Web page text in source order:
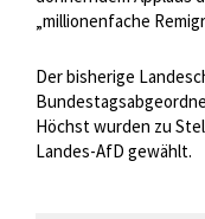
„millionenfache
Der bisherige
Höchst wurden zu
Landes-AfD gewählt.